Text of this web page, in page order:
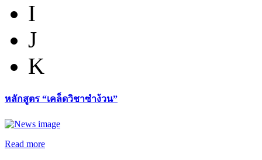
I
J
K
หลักสูตร “เคล็ดวิชาซำง้วน”
Read more